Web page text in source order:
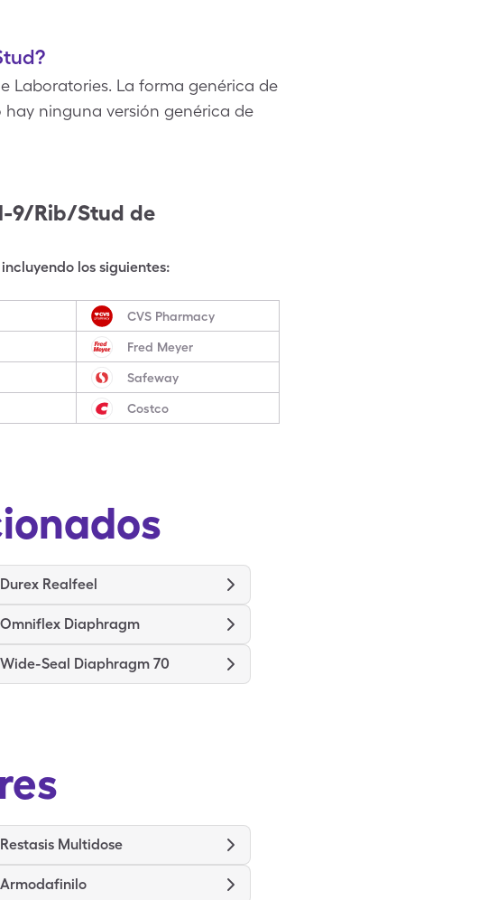
Laboratories. La forma genérica de
hay ninguna versión genérica de
9/Rib/Stud de
los siguientes:
CVS Pharmacy
Fred Meyer
Safeway
Costco
Durex Realfeel
Omniflex Diaphragm
Wide-Seal Diaphragm 70
Restasis Multidose
Armodafinilo